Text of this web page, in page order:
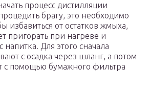
процесс дистилляции
брагу, это необходимо
избавиться от остатков жмыха,
пригорать при нагреве и
напитка. Для этого сначала
с осадка через шланг, а потом
с помощью бумажного фильтра